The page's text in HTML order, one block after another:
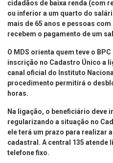
cidadãos de baixa renda (com
ou inferior a um quarto do
mais de 65 anos e pessoas
recebem o pagamento de um
O MDS orienta quem teve o
inscrição no Cadastro Único a
canal oficial do Instituto
procedimento permitirá o
horas.
Na ligação, o beneficiário deve
regularizando a situação no
ele terá um prazo para realizar
cadastral. A central 135 atende
telefone fixo.